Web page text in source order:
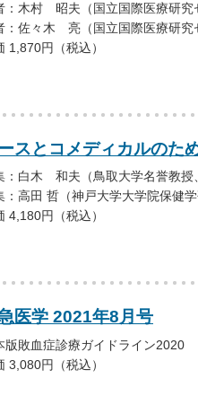
：木村 昭夫（国立国際医療研究
：佐々木 亮（国立国際医療研究
1,870円（税込）
スとコメディカルのた
：白木 和夫（鳥取大学名誉教授
：高田 哲（神戸大学大学院保健
4,180円（税込）
医学 2021年8月号
版敗血症診療ガイドライン2020
3,080円（税込）